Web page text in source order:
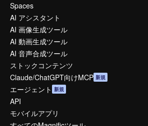
Spaces
AI アシスタント
AI 画像生成ツール
AI 動画生成ツール
AI 音声合成ツール
ストックコンテンツ
Claude/ChatGPT向けMCP 新規
エージェント 新規
API
モバイルアプリ